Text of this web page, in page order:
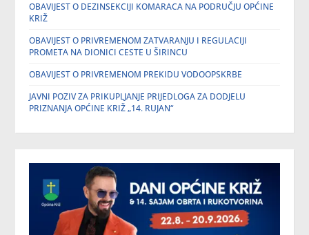
OBAVIJEST O DEZINSEKCIJI KOMARACA NA PODRUČJU OPĆINE
KRIŽ
OBAVIJEST O PRIVREMENOM ZATVARANJU I REGULACIJI
PROMETA NA DIONICI CESTE U ŠIRINCU
OBAVIJEST O PRIVREMENOM PREKIDU VODOOPSKRBE
JAVNI POZIV ZA PRIKUPLJANJE PRIJEDLOGA ZA DODJELU
PRIZNANJA OPĆINE KRIŽ „14. RUJAN“